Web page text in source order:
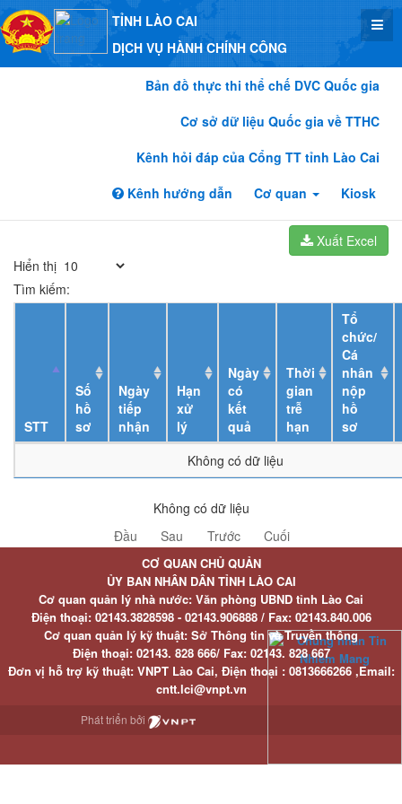
TỈNH LÀO CAI
DỊCH VỤ HÀNH CHÍNH CÔNG
Bản đồ thực thi thể chế DVC Quốc gia
Cơ sở dữ liệu Quốc gia về TTHC
Kênh hỏi đáp của Cổng TT tỉnh Lào Cai
Kênh hướng dẫn
Cơ quan Kiosk
Xuất Excel
Hiển thị
Tìm kiếm:
STT
Số
hồ
sơ
Ngày
tiếp
nhận
Hạn
xử
lý
Ngày
có
kết
quả
Thời
gian
trễ
hạn
Tổ
chức/
Cá
nhân
nộp
hồ
sơ
Không có dữ liệu
Không có dữ liệu
Đầu
Sau Trước Cuối
CƠ QUAN CHỦ QUẢN
ỦY BAN NHÂN DÂN TỈNH LÀO CAI
Cơ quan quản lý nhà nước: Văn phòng UBND tỉnh Lào Cai
Điện thoại:02143.3828598 - 02143.906888 / Fax:02143.840.006
Cơ quan quản lý kỹ thuật: Sở Thông tin và Truyền thông
Điện thoại:02143. 828 666/ Fax:02143. 828 667
Đơn vị hỗ trợ kỹ thuật: VNPT Lào Cai, Điện thoại : 0813666266 ,Email:
cntt.lci@vnpt.vn
Phát triển bởi